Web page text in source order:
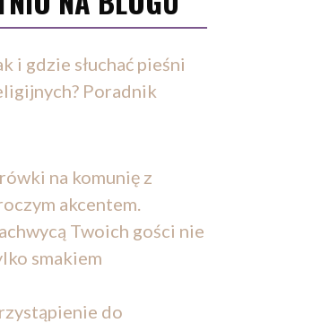
i gdzie słuchać pieśni
Poradnik
na komunię z
akcentem.
Twoich gości nie
smakiem
do